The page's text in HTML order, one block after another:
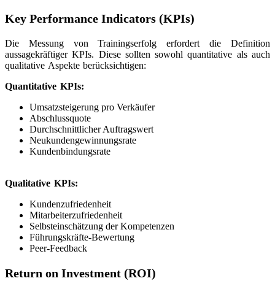
Key Performance Indicators (KPIs)
Die Messung von Trainingserfolg erfordert die Definition
aussagekräftiger KPIs. Diese sollten sowohl quantitative als auch
qualitative Aspekte berücksichtigen:
Quantitative KPIs:
Umsatzsteigerung pro Verkäufer
Abschlussquote
Durchschnittlicher Auftragswert
Neukundengewinnungsrate
Kundenbindungsrate
Qualitative KPIs:
Kundenzufriedenheit
Mitarbeiterzufriedenheit
Selbsteinschätzung der Kompetenzen
Führungskräfte-Bewertung
Peer-Feedback
Return on Investment (ROI)